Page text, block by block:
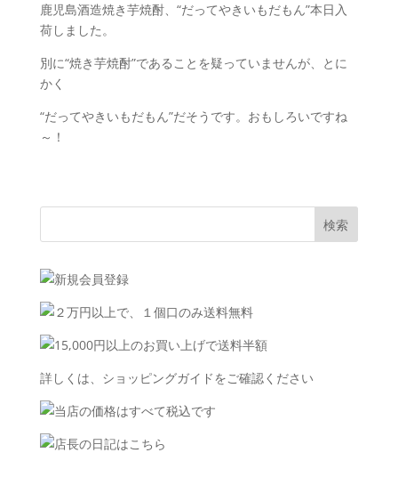
鹿児島酒造焼き芋焼酎、“だってやきいもだもん”本日入
荷しました。
別に“焼き芋焼酎”であることを疑っていませんが、とに
かく
“だってやきいもだもん”だそうです。おもしろいですね
～！
詳しくは、 ショッピングガイドをご確認ください